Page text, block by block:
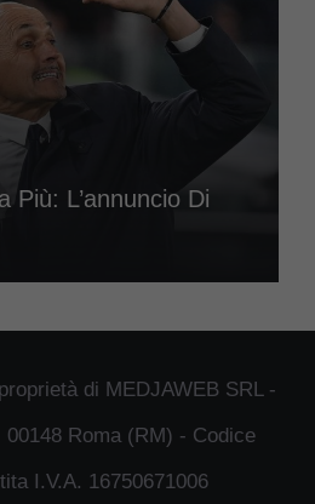
Più: L’annuncio Di
di MEDJAWEB SRL -
Roma (RM) - Codice
I.V.A. 16750671006